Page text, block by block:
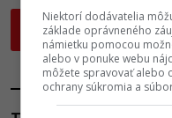
o
t
P
Niektorí dodávatelia
základe oprávneného
námietku pomocou
alebo v ponuke webu
môžete spravovať alebo
ochrany súkromia a